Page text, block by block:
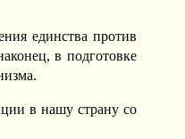
единства против
в подготовке
в нашу страну со